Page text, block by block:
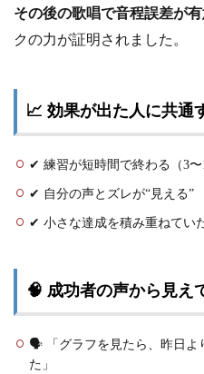
その後の歌唱で音程誤差が
クの力が証明されました。
📈 効果が出た人に共通
✔ 練習が短時間で終わる（3〜
✔ 自分の声とズレが“見える”
✔ 小さな達成を積み重ねてい
🧠 成功者の声から見え
🗣️ 「グラフを見たら、昨日よ
た」